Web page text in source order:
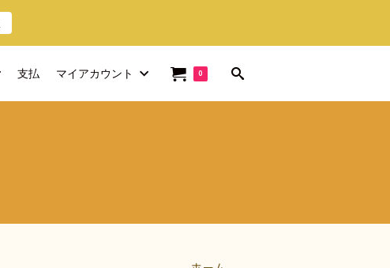
支払 マイアカウント 0